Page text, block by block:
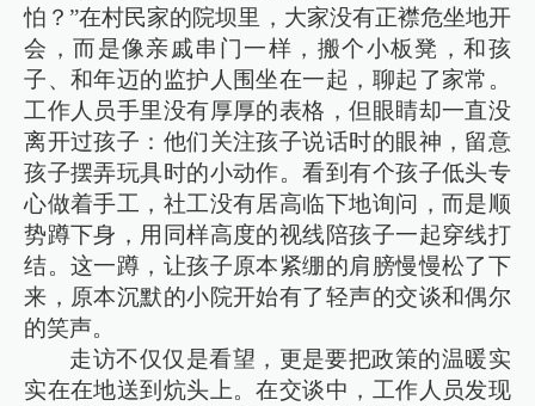
怕？”在村民家的院坝里，大家没有正襟危坐地开
会，而是像亲戚串门一样，搬个小板凳，和孩
子、和年迈的监护人围坐在一起，聊起了家常。
工作人员手里没有厚厚的表格，但眼睛却一直没
离开过孩子：他们关注孩子说话时的眼神，留意
孩子摆弄玩具时的小动作。看到有个孩子低头专
心做着手工，社工没有居高临下地询问，而是顺
势蹲下身，用同样高度的视线陪孩子一起穿线打
结。这一蹲，让孩子原本紧绷的肩膀慢慢松了下
来，原本沉默的小院开始有了轻声的交谈和偶尔
的笑声。
走访不仅仅是看望，更是要把政策的温暖实
实在在地送到炕头上。在交谈中，工作人员发现